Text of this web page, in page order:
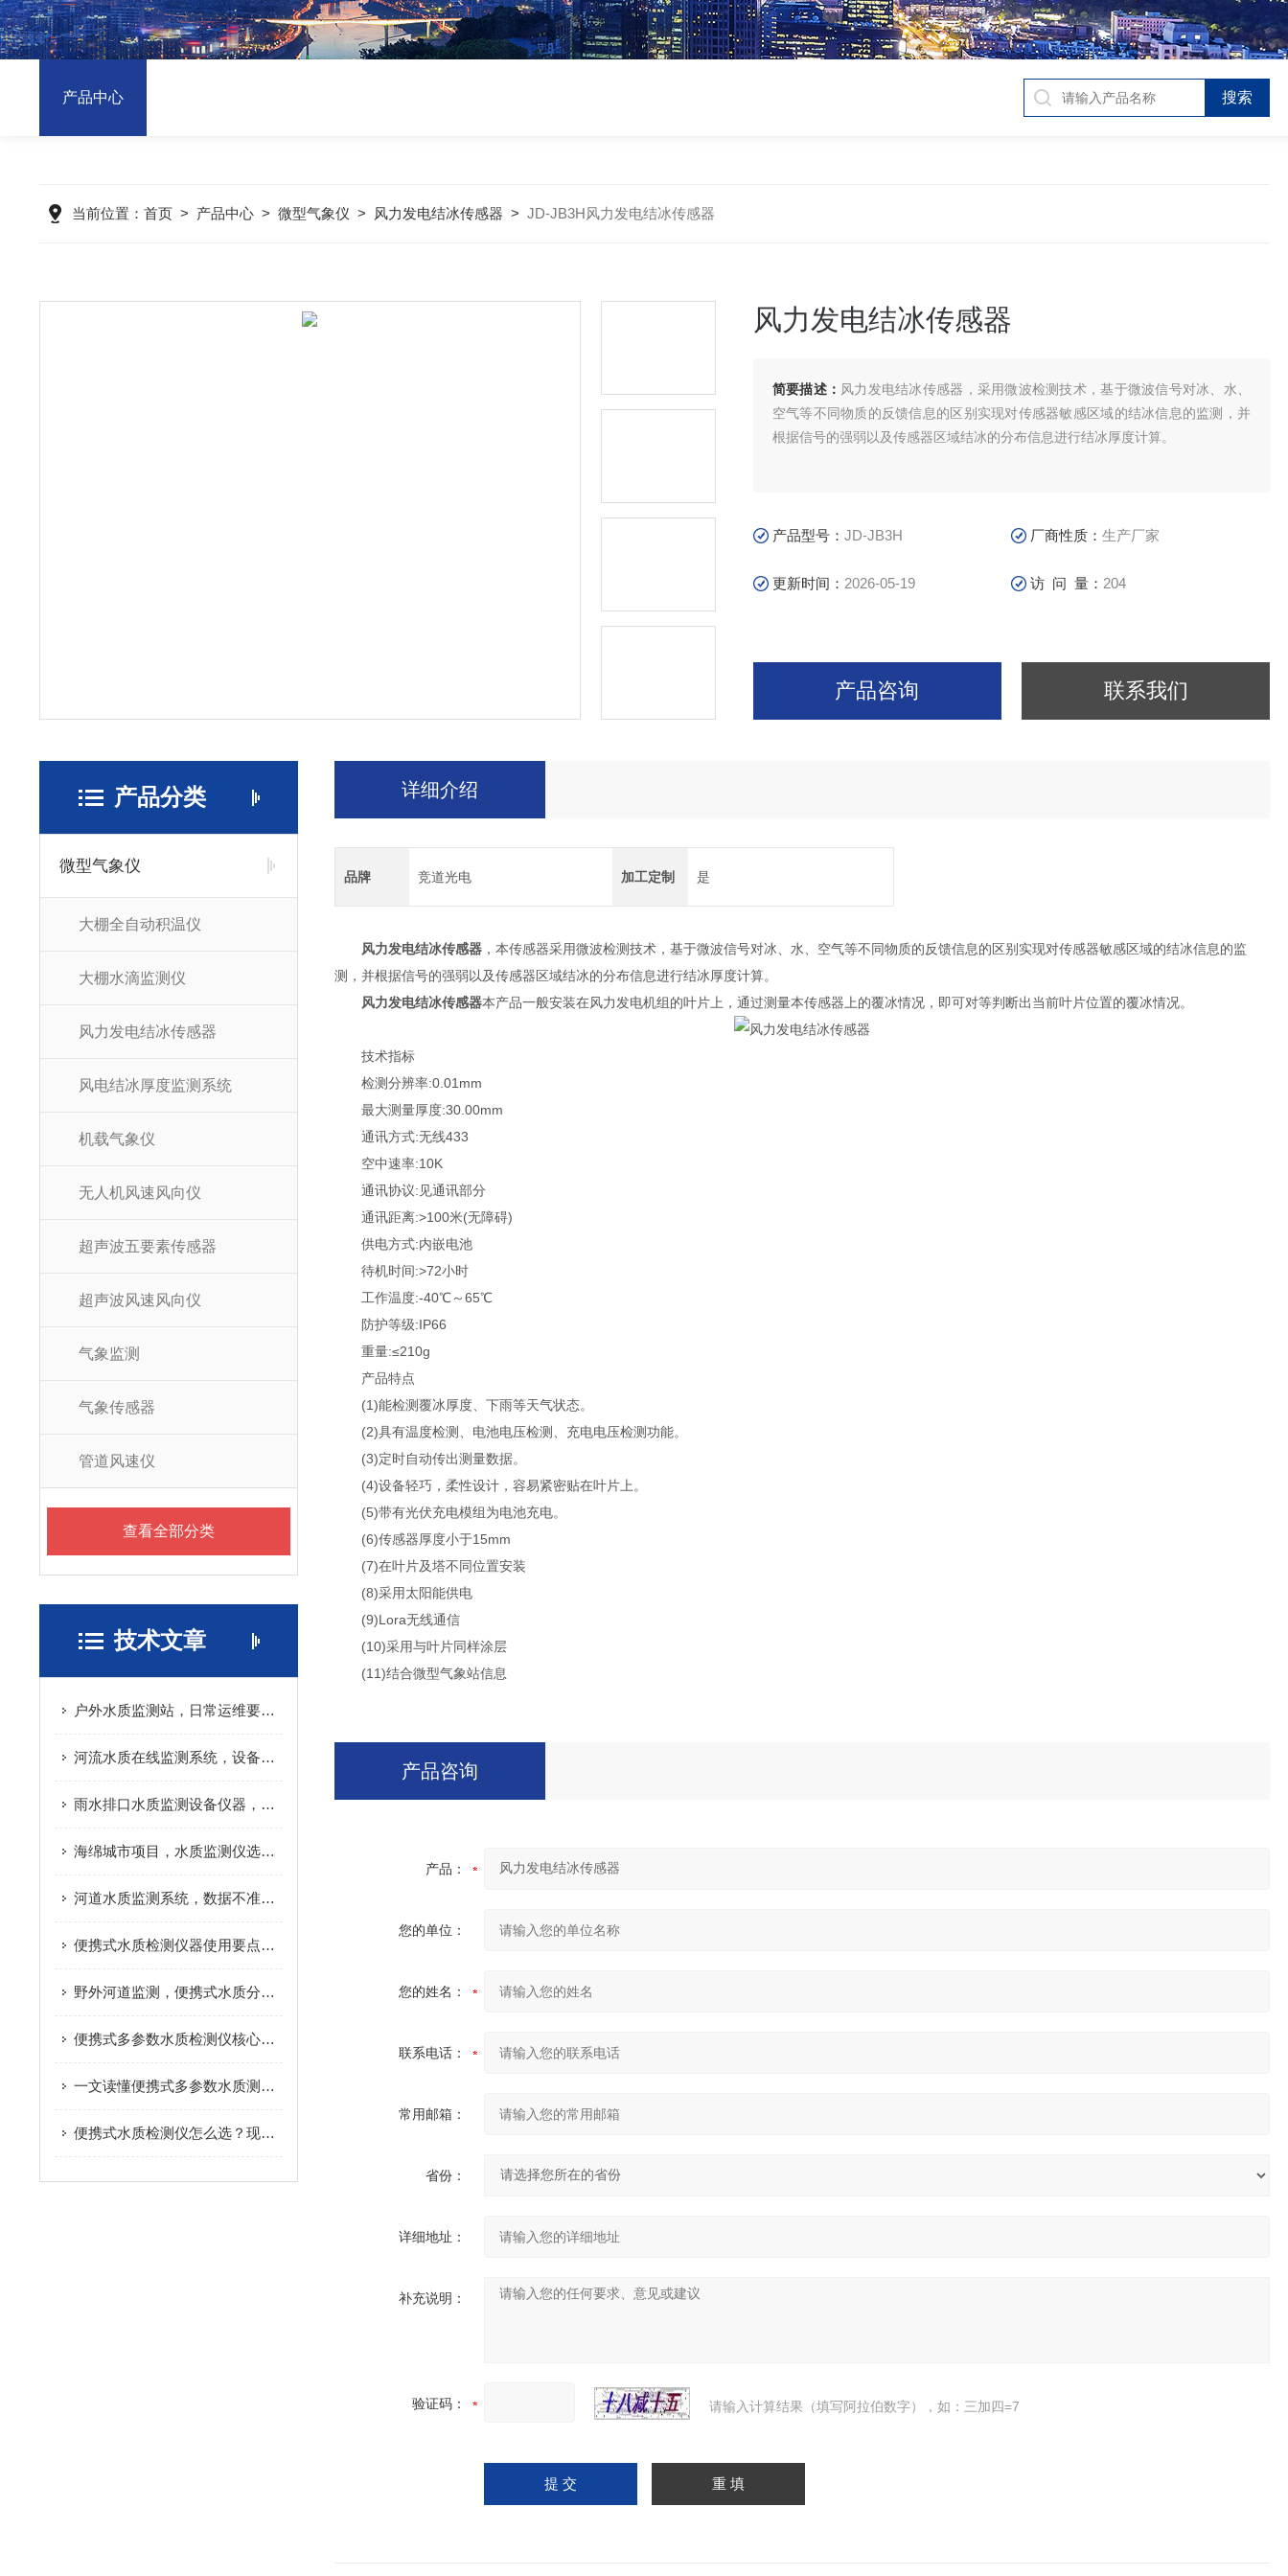
产品中心
当前位置： 首页> 产品中心> 微型气象仪 > 风力发电结冰传感器 > JD-JB3H风力发电结冰传感器
风力发电结冰传感器
简要描述： 风力发电结冰传感器，采用微波检测技术，基于微波信号对冰、水、
空气等不同物质的反馈信息的区别实现对传感器敏感区域的结冰信息的监测，并
根据信号的强弱以及传感器区域结冰的分布信息进行结冰厚度计算。
产品型号： JD-JB3H 厂商性质：生产厂家
更新时间： 2026-05-19 访 问 量： 204
产品咨询 联系我们
产品分类
微型气象仪
大棚全自动积温仪
大棚水滴监测仪
风力发电结冰传感器
风电结冰厚度监测系统
机载气象仪
无人机风速风向仪
超声波五要素传感器
超声波风速风向仪
气象监测
气象传感器
管道风速仪
查看全部分类
技术文章
户外水质监测站，日常运维要做哪些工作
河流水质在线监测系统，设备成本主要花在哪
雨水排口水质监测设备仪器，避坑实用指南
海绵城市项目，水质监测仪选型要点
河道水质监测系统，数据不准是什么原因
便携式水质检测仪器使用要点，减少检测数据误差
野外河道监测，便携式水质分析仪实际应用分享
便携式多参数水质检测仪核心原理，看完快速搞懂
一文读懂便携式多参数水质测定仪，户外检测不再难
便携式水质检测仪怎么选？现场水质检测实用指南
详细介绍
品牌 竞道光电 加工定制 是
风力发电结冰传感器 ，本传感器采用微波检测技术，基于微波信号对冰、水、空气等不同物质的反馈信息的区别实现对传感器敏感区域的结冰信息的监
测，并根据信号的强弱以及传感器区域结冰的分布信息进行结冰厚度计算。
风力发电结冰传感器本产品一般安装在风力发电机组的叶片上，通过测量本传感器上的覆冰情况，即可对等判断出当前叶片位置的覆冰情况。
技术指标
检测分辨率:0.01mm
最大测量厚度:30.00mm
通讯方式:无线433
空中速率:10K
通讯协议:见通讯部分
通讯距离:>100米(无障碍)
供电方式:内嵌电池
待机时间:>72小时
工作温度:-40℃～65℃
防护等级:IP66
重量:≤210g
产品特点
(1)能检测覆冰厚度、下雨等天气状态。
(2)具有温度检测、电池电压检测、充电电压检测功能。
(3)定时自动传出测量数据。
(4)设备轻巧，柔性设计，容易紧密贴在叶片上。
(5)带有光伏充电模组为电池充电。
(6)传感器厚度小于15mm
(7)在叶片及塔不同位置安装
(8)采用太阳能供电
(9)Lora无线通信
(10)采用与叶片同样涂层
(11)结合微型气象站信息
产品咨询
产品：
您的单位：
您的姓名：
联系电话：
常用邮箱：
省份：
详细地址：
补充说明：
验证码： 请输入计算结果（填写阿拉伯数字），如：三加四=7